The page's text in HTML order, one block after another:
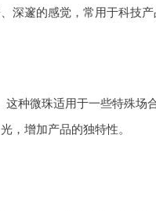
深邃的感觉，常用于科技
种微珠适用于一些特殊场
，增加产品的独特性。